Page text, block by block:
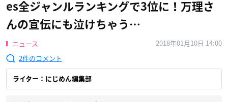
es全ジャンルランキングで3位に！万理さ
んの宣伝にも泣けちゃう…
ニュース
2018年01月10日 14:00
2
ライター：にじめん編集部